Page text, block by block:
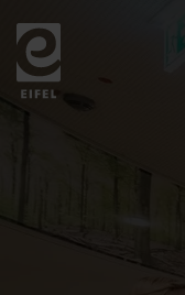
Zurück
zur
Startseite